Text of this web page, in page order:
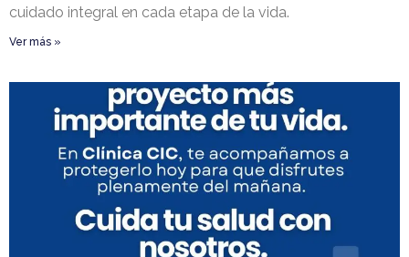
cuidado integral en cada etapa de la vida.
Ver más »